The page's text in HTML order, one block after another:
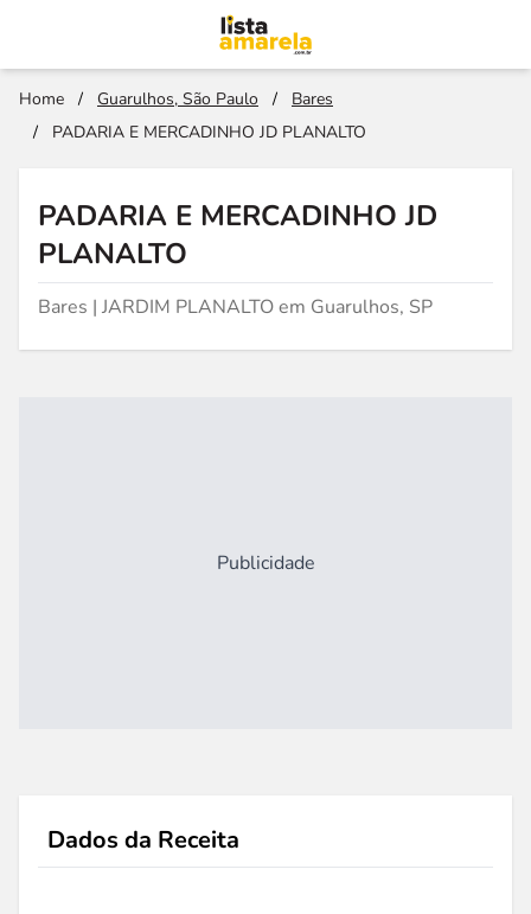
Home / Guarulhos, São Paulo /
Bares
/
PADARIA E MERCADINHO JD PLANALTO
PADARIA E MERCADINHO JD
PLANALTO
Bares | JARDIM PLANALTO em Guarulhos, SP
Publicidade
Dados da Receita